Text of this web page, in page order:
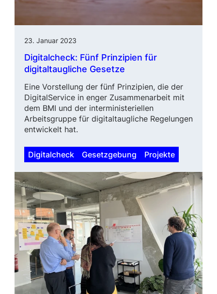
23. Januar 2023
Digitalcheck: Fünf Prinzipien für
digitaltaugliche Gesetze
Eine Vorstellung der fünf Prinzipien, die der
DigitalService in enger Zu­sam­menarbeit mit
dem BMI und der interministeriellen
Arbeitsgruppe für digitaltaugliche Regelungen
ent­wi­ckelt hat.
Digitalcheck Gesetzgebung Projekte